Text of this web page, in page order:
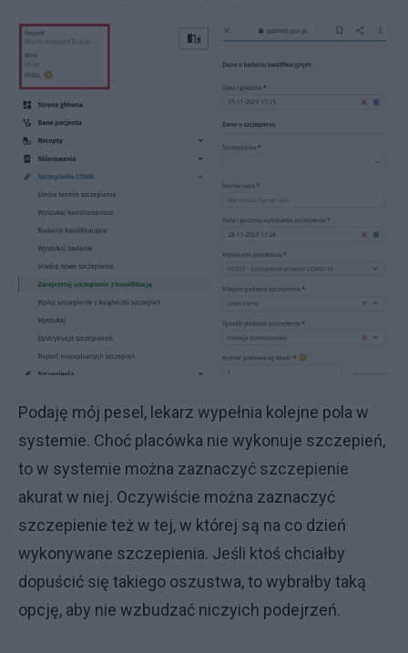
Podaję mój pesel, lekarz wypełnia kolejne pola w
systemie. Choć placówka nie wykonuje szczepień,
to w systemie można zaznaczyć szczepienie
akurat w niej. Oczywiście można zaznaczyć
szczepienie też w tej, w której są na co dzień
wykonywane szczepienia. Jeśli ktoś chciałby
dopuścić się takiego oszustwa, to wybrałby taką
opcję, aby nie wzbudzać niczyich podejrzeń.